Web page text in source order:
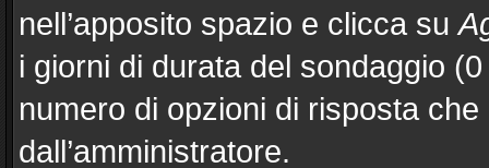
nell’apposito spazio e clicca su
i giorni di durata del sondaggio
numero di opzioni di risposta
dall’amministratore.